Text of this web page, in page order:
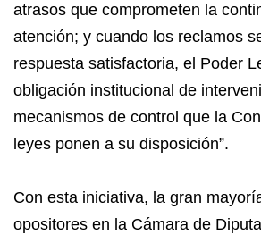
atrasos que comprometen la
atención; y cuando los reclamos
respuesta satisfactoria, el Poder
obligación institucional de
mecanismos de control que la
leyes ponen a su disposición”.
Con esta iniciativa, la gran
opositores en la Cámara de